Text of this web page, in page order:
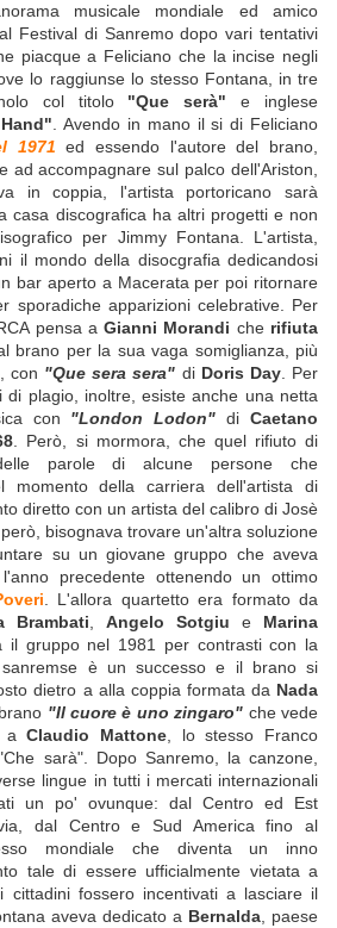
musicale mondiale ed amico
Festival di Sanremo dopo vari tentativi
piacque a Feliciano che la incise negli
lo raggiunse lo stesso Fontana, in tre
col titolo "Que serà" e inglese
. Avendo in mano il si di Feliciano
1971 ed essendo l'autore del brano,
ad accompagnare sul palco dell'Ariston,
in coppia, l'artista portoricano sarà
casa discografica ha altri progetti e non
per Jimmy Fontana. L'artista,
il mondo della disocgrafia dedicandosi
bar aperto a Macerata per poi ritornare
sporadiche apparizioni celebrative. Per
pensa aGianni Morandi che rifiuta
brano per la sua vaga somiglianza, più
con "Que sera sera" di Doris Day. Per
plagio, inoltre, esiste anche una netta
con "London Lodon" diCaetano
. Però, si mormora, che quel rifiuto di
parole di alcune persone che
momento della carriera dell'artista di
diretto con un artista del calibro di Josè
bisognava trovare un'altra soluzione
su un giovane gruppo che aveva
precedente ottenendo un ottimo
. L'allora quartetto era formato da
Brambati Angelo Sotgiu e Marina
il gruppo nel 1981 per contrasti con la
sanremse è un successo e il brano si
dietro a alla coppia formata da Nada
"Il cuore è uno zingaro" che vede
aClaudio Mattone , lo stesso Franco
sarà". Dopo Sanremo, la canzone,
lingue in tutti i mercati internazionali
un po' ovunque: dal Centro ed Est
dal Centro e Sud America fino al
mondiale che diventa un inno
tale di essere ufficialmente vietata a
fossero incentivati a lasciare il
aveva dedicato a Bernalda , paese